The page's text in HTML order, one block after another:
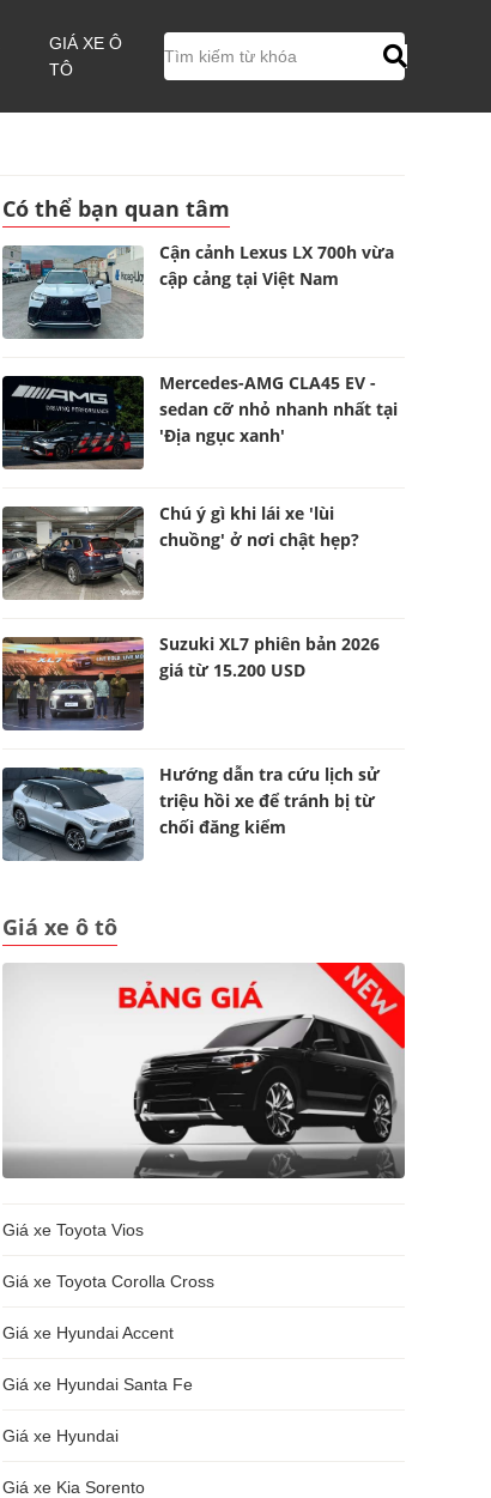
GIÁ XE Ô
TÔ
Có thể bạn quan tâm
Cận cảnh Lexus LX 700h vừa
cập cảng tại Việt Nam
Mercedes-AMG CLA45 EV -
sedan cỡ nhỏ nhanh nhất tại
'Địa ngục xanh'
Chú ý gì khi lái xe 'lùi
chuồng' ở nơi chật hẹp?
Suzuki XL7 phiên bản 2026
giá từ 15.200 USD
Hướng dẫn tra cứu lịch sử
triệu hồi xe để tránh bị từ
chối đăng kiểm
Giá xe ô tô
Giá xe Toyota Vios
Giá xe Toyota Corolla Cross
Giá xe Hyundai Accent
Giá xe Hyundai Santa Fe
Giá xe Hyundai
Giá xe Kia Sorento